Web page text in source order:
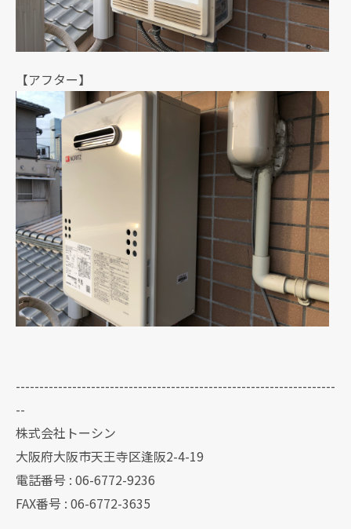
【アフター】
--------------------------------------------------------------------
--
株式会社トーシン
大阪府大阪市天王寺区逢阪2-4-19
電話番号 : 06-6772-9236
FAX番号 : 06-6772-3635